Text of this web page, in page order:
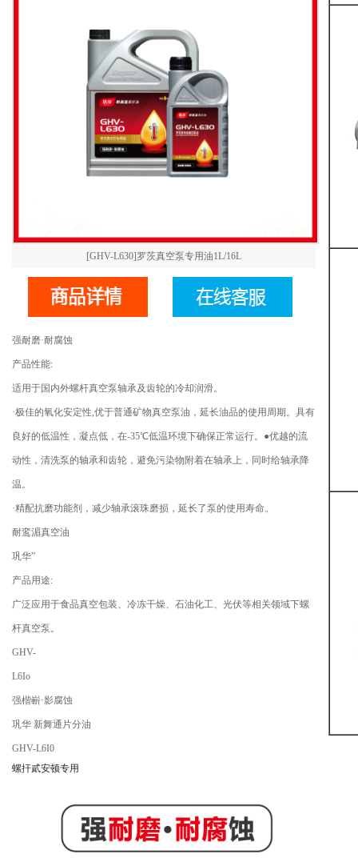
[GHV-L630]罗茨真空泵专用油1L/16L
强耐磨·耐腐蚀
产品性能:
适用于国内外螺杆真空泵轴承及齿轮的冷却润滑。
·极佳的氧化安定性,优于普通矿物真空泵油，延长油品的使用周期。具有
良好的低温性，凝点低，在-35℃低温环境下确保正常运行。●优越的流
动性，清洗泵的轴承和齿轮，避免污染物附着在轴承上，同时给轴承降
温。
·精配抗磨功能剂，减少轴承滚珠磨损，延长了泵的使用寿命。
耐鸾湄真空油
巩华”
产品用途:
广泛应用于食品真空包装、冷冻干燥、石油化工、光伏等相关领域下螺
杆真空泵。
GHV-
L6Io
强楷嶄·影腐蚀
巩华 新舞通片分油
GHV-L6I0
螺扞貳安顿专用